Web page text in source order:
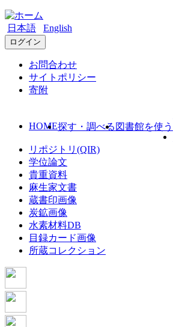
日本語 English
ログイン
お問合わせ
サイトポリシー
寄附
HOME探す・調べる 図書館を使う
リポジトリ(QIR)
学位論文
貴重資料
麻生家文書
蔵書印画像
炭鉱画像
水素材料DB
目録カード画像
所蔵コレクション